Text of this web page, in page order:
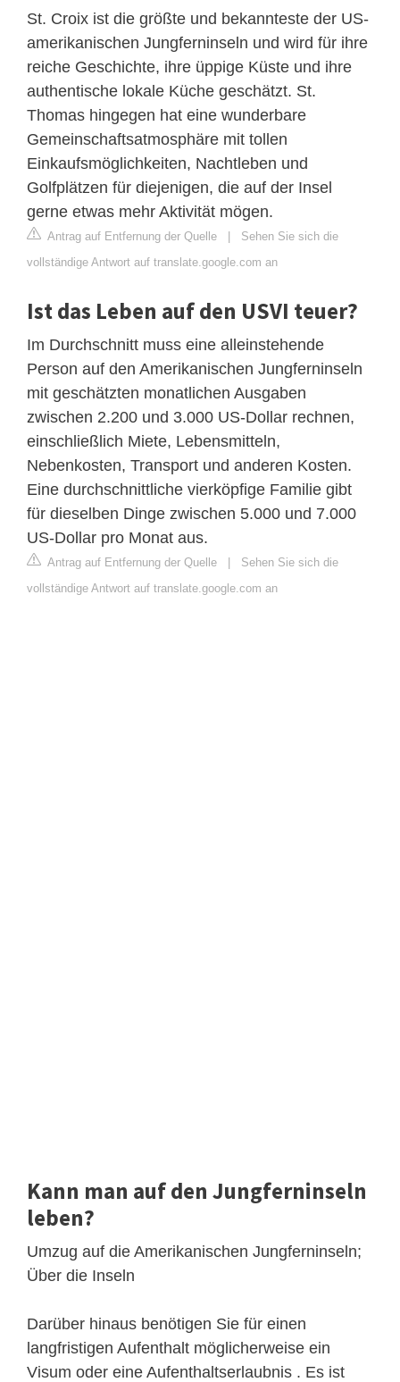
St. Croix ist die größte und bekannteste der US-
amerikanischen Jungferninseln und wird für ihre
reiche Geschichte, ihre üppige Küste und ihre
authentische lokale Küche geschätzt. St.
Thomas hingegen hat eine wunderbare
Gemeinschaftsatmosphäre mit tollen
Einkaufsmöglichkeiten, Nachtleben und
Golfplätzen für diejenigen, die auf der Insel
gerne etwas mehr Aktivität mögen.
Antrag auf Entfernung der Quelle | Sehen Sie sich die
vollständige Antwort auf translate.google.com an
Ist das Leben auf den USVI teuer?
Im Durchschnitt muss eine alleinstehende
Person auf den Amerikanischen Jungferninseln
mit geschätzten monatlichen Ausgaben
zwischen 2.200 und 3.000 US-Dollar rechnen,
einschließlich Miete, Lebensmitteln,
Nebenkosten, Transport und anderen Kosten.
Eine durchschnittliche vierköpfige Familie gibt
für dieselben Dinge zwischen 5.000 und 7.000
US-Dollar pro Monat aus.
Antrag auf Entfernung der Quelle | Sehen Sie sich die
vollständige Antwort auf translate.google.com an
Kann man auf den Jungferninseln
leben?
Umzug auf die Amerikanischen Jungferninseln;
Über die Inseln
Darüber hinaus benötigen Sie für einen
langfristigen Aufenthalt möglicherweise ein
Visum oder eine Aufenthaltserlaubnis . Es ist